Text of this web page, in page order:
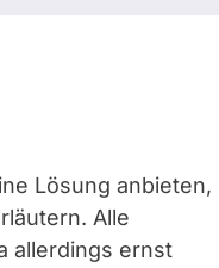
Lösung anbieten,
Alle
allerdings ernst